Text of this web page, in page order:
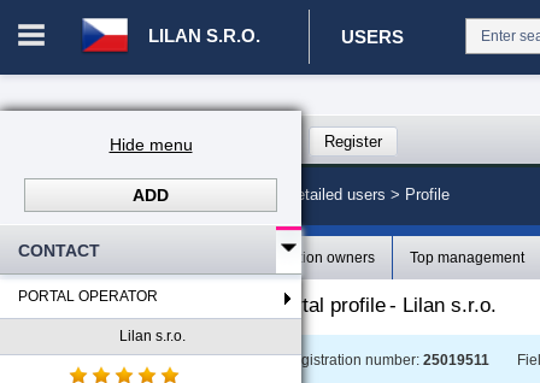
LILAN S.R.O. USERS
Hide menu
ADD
CONTACT
PORTAL OPERATOR
Lilan s.r.o.
Login in portal Register
CZ. 00008787 - Lilan s.r.o. Detailed users > Profile
Organization owners Top management
A detailed operator's portal profile- Lilan s.r.o.
Type of user:Legal person Registration number: 25019511